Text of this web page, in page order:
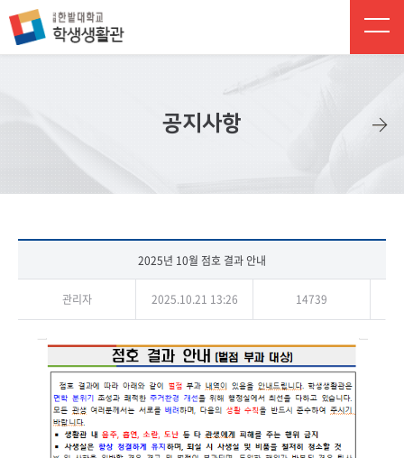
공지사항
2025년 10월 점호 결과 안내
관리자 2025.10.21 13:26 14739